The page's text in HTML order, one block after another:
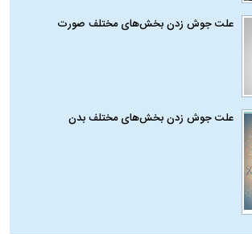
علت جوش زدن بخش‌های مختلف صورت
علت جوش زدن بخش‌های مختلف بدن